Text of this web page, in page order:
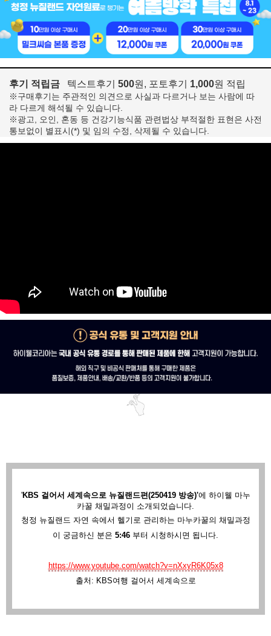
후기 적립금 텍스트후기 500원, 포토후기 1,000원 적립
※구매후기는 주관적인 의견으로 사실과 다르거나 보는 사람에 따
라 다르게 해석될 수 있습니다.
※광고, 오인, 혼동 등 건강기능식품 관련법상 부적절한 표현은 사전
통보없이 별표시(*) 및 임의 수정, 삭제될 수 있습니다.
'KBS 걸어서 세계속으로 뉴질랜드편(250419 방송)'에 하이웰 마누
카꿀 채밀과정이 소개되었습니다.
청정 뉴질랜드 자연 속에서 헬기로 관리하는 마누카꿀의 채밀과정
이 궁금하신 분은 5:46 부터 시청하시면 됩니다.
https://www.youtube.com/watch?v=nXxyR6K05x8
출처: KBS여행 걸어서 세계속으로